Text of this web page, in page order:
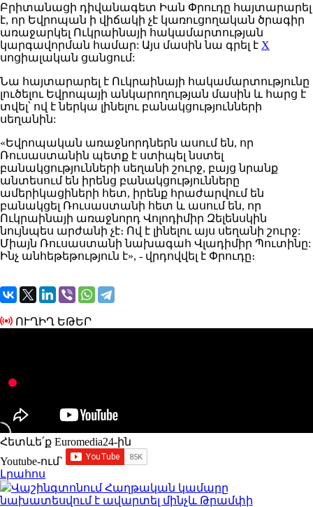
Բրիտանացի դիվանագետ Իան Փրուդը հայտարարել
է, որ Եվրոպան ի վիճակի չէ կառուցողական ծրագիր
առաջարկել Ուկրաինայի հակամարտության
կարգավորման համար: Այս մասին նա գրել է X
սոցիալական ցանցում:
Նա հայտարարել է Ուկրաինայի հակամարտությունը
լուծելու Եվրոպայի անկարողության մասին և հարց է
տվել՝ ով է ներկա լինելու բանակցությունների
սեղանին:
«Եվրոպական առաջնորդներն ասում են, որ
Ռուսաստանին պետք է ստիպել նստել
բանակցությունների սեղանի շուրջ, բայց նրանք
անտեսում են իրենց բանակցությունները
ամերիկացիների հետ, իրենք հրաժարվում են
բանակցել Ռուսաստանի հետ և ասում են, որ
Ուկրաինայի առաջնորդ Վոլոդիմիր Զելենսկին
նույնպես արժանի չէ։ Ով է լինելու այս սեղանի շուրջ:
Միայն Ռուսաստանի նախագահ Վլադիմիր Պուտինը:
Ինչ անհեթեթություն է», - վրդովվել է Փրուդը։
ՈՒՂԻՂ ԵԹԵՐ
Հետևե՛ք Euromedia24-ին
Youtube-ում`
Լրահոս
Վաշինգտոնում Հաղթական կամարը
նախատեսվում է ավարտել մինչև Թրամփի